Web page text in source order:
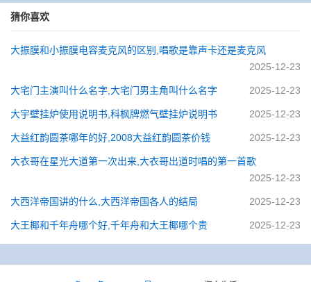
猜你喜欢
大振膜和小振膜电容麦克风的区别,唱歌是靠声卡还是麦克风
2025-12-23
大宅门主演叫什么名字,大宅门男主角叫什么名字 2025-12-23
大宇壁挂炉使用说明书,科枫牌燃气壁挂炉说明书 2025-12-23
大益红韵圆茶哪年的好,2008大益红韵圆茶价钱 2025-12-23
大衣哥在星光大道第一次出来,大衣哥出道时唱的第一首歌
2025-12-23
大西洋帝国讲的什么,大西洋帝国各人的结局 2025-12-23
大王椰和千年舟哪个好,千年舟和大王椰哪个贵 2025-12-23